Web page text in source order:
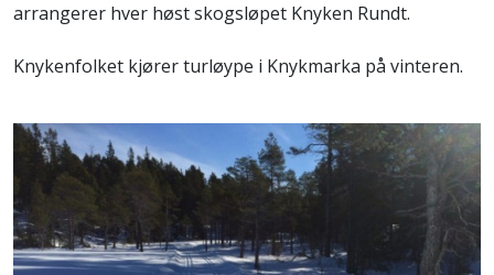
arrangerer hver høst skogsløpet Knyken Rundt.
Knykenfolket kjører turløype i Knykmarka på vinteren.